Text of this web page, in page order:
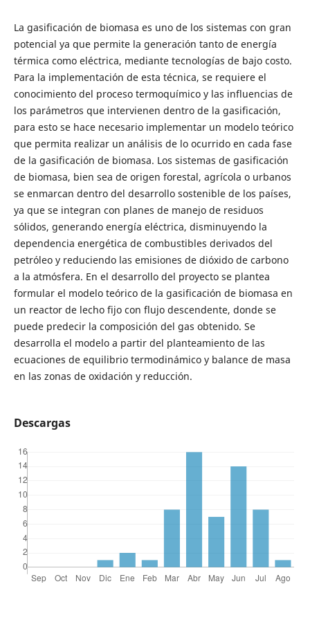
La gasificación de biomasa es uno de los sistemas con gran
potencial ya que permite la generación tanto de energía
térmica como eléctrica, mediante tecnologías de bajo costo.
Para la implementación de esta técnica, se requiere el
conocimiento del proceso termoquímico y las influencias de
los parámetros que intervienen dentro de la gasificación,
para esto se hace necesario implementar un modelo teórico
que permita realizar un análisis de lo ocurrido en cada fase
de la gasificación de biomasa. Los sistemas de gasificación
de biomasa, bien sea de origen forestal, agrícola o urbanos
se enmarcan dentro del desarrollo sostenible de los países,
ya que se integran con planes de manejo de residuos
sólidos, generando energía eléctrica, disminuyendo la
dependencia energética de combustibles derivados del
petróleo y reduciendo las emisiones de dióxido de carbono
a la atmósfera. En el desarrollo del proyecto se plantea
formular el modelo teórico de la gasificación de biomasa en
un reactor de lecho fijo con flujo descendente, donde se
puede predecir la composición del gas obtenido. Se
desarrolla el modelo a partir del planteamiento de las
ecuaciones de equilibrio termodinámico y balance de masa
en las zonas de oxidación y reducción.
Descargas